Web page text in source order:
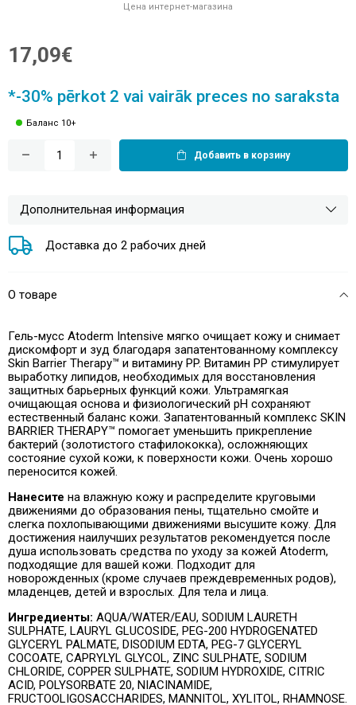
Цена интернет-магазина
17,09€
*-30% pērkot 2 vai vairāk preces no saraksta
Баланс 10+
Добавить в корзину
Дополнительная информация
Доставка до 2 рабочих дней
О товаре
Гель-мусс Atoderm Intensive мягко очищает кожу и снимает
дискомфорт и зуд благодаря запатентованному комплексу
Skin Barrier Therapy™ и витамину PP. Витамин РР стимулирует
выработку липидов, необходимых для восстановления
защитных барьерных функций кожи. Ультрамягкая
очищающая основа и физиологический pH сохраняют
естественный баланс кожи. Запатентованный комплекс SKIN
BARRIER THERAPY™ помогает уменьшить прикрепление
бактерий (золотистого стафилококка), осложняющих
состояние сухой кожи, к поверхности кожи. Очень хорошо
переносится кожей.
Нанесите на влажную кожу и распределите круговыми
движениями до образования пены, тщательно смойте и
слегка похлопывающими движениями высушите кожу. Для
достижения наилучших результатов рекомендуется после
душа использовать средства по уходу за кожей Atoderm,
подходящие для вашей кожи. Подходит для
новорожденных (кроме случаев преждевременных родов),
младенцев, детей и взрослых. Для тела и лица.
Ингредиенты: AQUA/WATER/EAU, SODIUM LAURETH
SULPHATE, LAURYL GLUCOSIDE, PEG-200 HYDROGENATED
GLYCERYL PALMATE, DISODIUM EDTA, PEG-7 GLYCERYL
COCOATE, CAPRYLYL GLYCOL, ZINC SULPHATE, SODIUM
CHLORIDE, COPPER SULPHATE, SODIUM HYDROXIDE, CITRIC
ACID, POLYSORBATE 20, NIACINAMIDE,
FRUCTOOLIGOSACCHARIDES, MANNITOL, XYLITOL, RHAMNOSE.